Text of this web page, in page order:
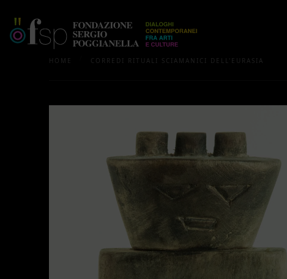
HOME CORREDI RITUALI SCIAMANICI DELL'EURASIA